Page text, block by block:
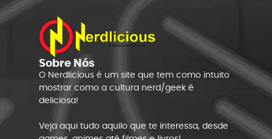
Sobre Nós
O Nerdlicious é um site que tem como intuito
mostrar como a cultura nerd/geek é
deliciosa!
Veja aqui tudo aquilo que te interessa, desde